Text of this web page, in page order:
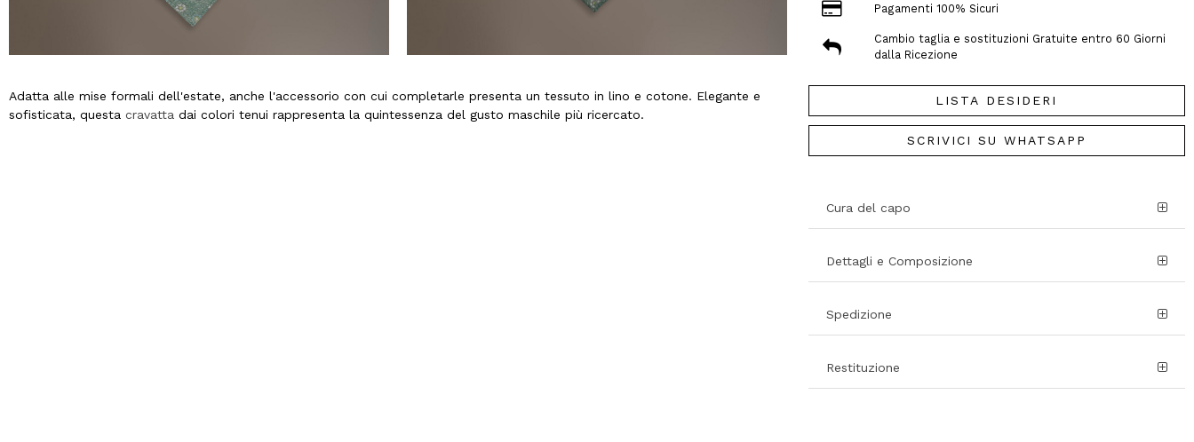
Adatta alle mise formali dell'estate, anche l'accessorio con cui completarle presenta un tessuto in lino e cotone. Elegante e
sofisticata, questa cravatta dai colori tenui rappresenta la quintessenza del gusto maschile più ricercato.
Pagamenti 100% Sicuri
Cambio taglia e sostituzioni Gratuite entro 60 Giorni
dalla Ricezione
LISTA DESIDERI
SCRIVICI SU WHATSAPP
Cura del capo
Dettagli e Composizione
Spedizione
Restituzione